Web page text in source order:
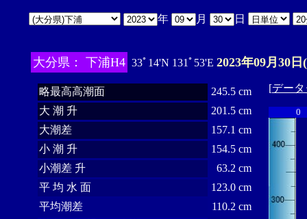
年 月 日
大分県： 下浦H4 33ﾟ14'N 131ﾟ53'E 2023年09月30日
略最高高潮面
245.5 cm
大 潮 升
201.5 cm
大潮差
157.1 cm
小 潮 升
154.5 cm
小潮差 升
63.2 cm
平 均 水 面
123.0 cm
平均潮差
110.2 cm
[デー
0